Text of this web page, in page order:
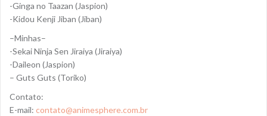
-Ginga no Taazan (Jaspion)
-Kidou Kenji Jiban (Jiban)
–Minhas–
-Sekai Ninja Sen Jiraiya (Jiraiya)
-Daileon (Jaspion)
– Guts Guts (Toriko)
Contato:
E-mail: contato@animesphere.com.br